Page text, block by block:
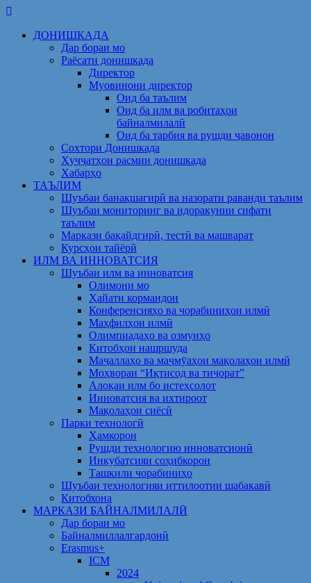
Skip
contentДОНИШКАДА
Дар бораи мо
Раёсати донишкада
Директор
Муовинони директор
Оид ба таълим
Оид ба илм ва робитаҳои
байналмилалӣ
Оид ба тарбия ва рушди ҷавонон
Сохтори Донишкада
Ҳуҷҷатҳои расмии донишкада
Хабарҳо
ТАЪЛИМ
Шуъбаи банақшагирӣ ва назорати раванди таълим
Шуъбаи мониторинг ва идоракунии сифати
таълим
Маркази бақайдгирӣ, тестӣ ва машварат
Курсҳои тайёрӣ
ИЛМ ВА ИННОВАТСИЯ
Шуъбаи илм ва инноватсия
Олимони мо
Ҳайати кормандон
Конференсияҳо ва чорабиниҳои илмӣ
Маҳфилҳои илмӣ
Олимпиадаҳо ва озмунҳо
Китобҳои нашршуда
Маҷаллаҳо ва маҷмӯаҳои мақолаҳои илмӣ
Моҳвораи “Иқтисод ва тиҷорат”
Алоқаи илм бо истеҳсолот
Инноватсия ва ихтироот
Мақолаҳои сиёсӣ
Парки технологӣ
Ҳамкорон
Рушди технологию инноватсионӣ
Инкубатсияи соҳибкорон
Ташкили чорабиниҳо
Шуъбаи технологияи иттилоотии шабакавӣ
Китобхона
МАРКАЗИ БАЙНАЛМИЛАЛӢ
Дар бораи мо
Байналмиллалгардонӣ
Erasmus+
ICM
2024